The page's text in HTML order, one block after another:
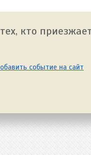
кто
событие на сайт